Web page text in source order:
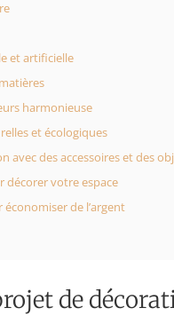
et artificielle
harmonieuse
et écologiques
avec des accessoires et des
décorer votre espace
économiser de l’argent
de